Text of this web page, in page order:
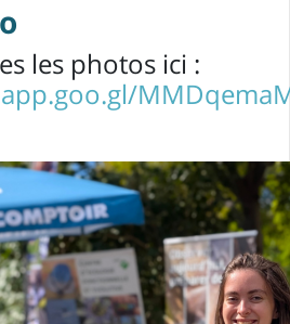
les photos ici :